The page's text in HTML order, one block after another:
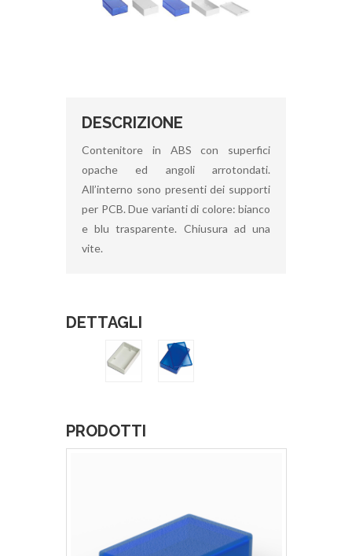
DESCRIZIONE
Contenitore in ABS con superfici
opache ed angoli arrotondati.
All’interno sono presenti dei supporti
per PCB. Due varianti di colore: bianco
e blu trasparente. Chiusura ad una
vite.
DETTAGLI
PRODOTTI